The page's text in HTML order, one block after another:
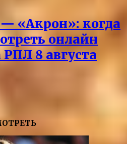
«Акрон»: когда
онлайн
РПЛ 8 августа